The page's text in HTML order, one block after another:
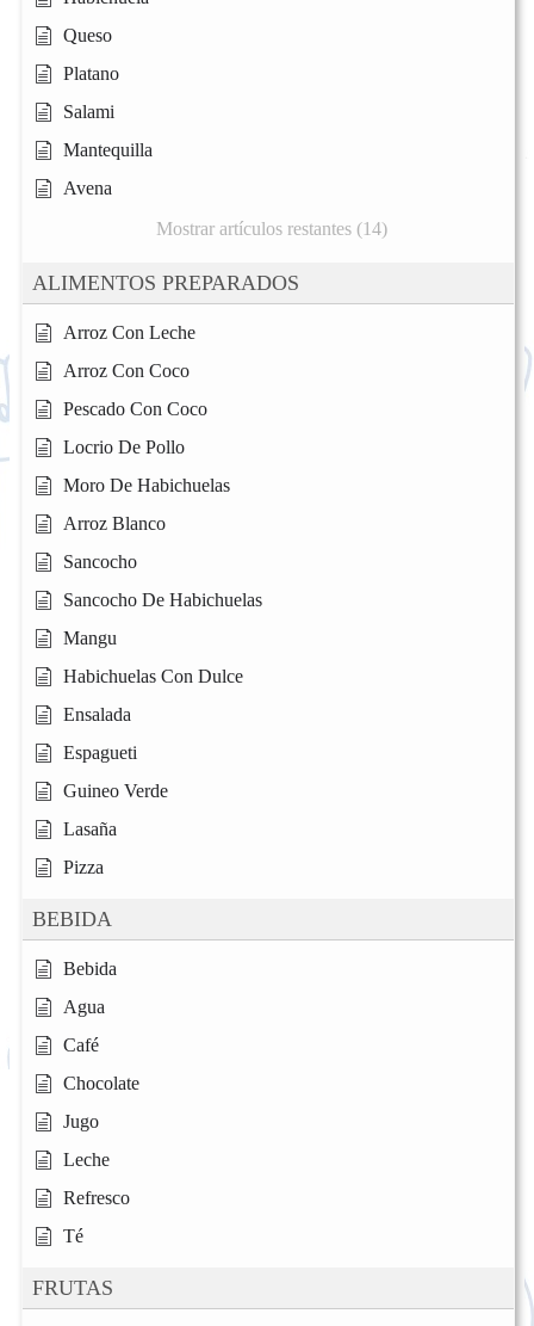
Queso
Platano
Salami
Mantequilla
Avena
Mostrar artículos restantes (14)
ALIMENTOS PREPARADOS
Arroz Con Leche
Arroz Con Coco
Pescado Con Coco
Locrio De Pollo
Moro De Habichuelas
Arroz Blanco
Sancocho
Sancocho De Habichuelas
Mangu
Habichuelas Con Dulce
Ensalada
Espagueti
Guineo Verde
Lasaña
Pizza
BEBIDA
Bebida
Agua
Café
Chocolate
Jugo
Leche
Refresco
Té
FRUTAS